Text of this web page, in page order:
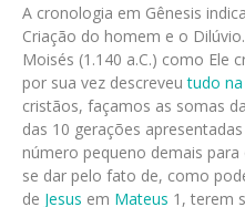
A cronologia em Gênesis
Criação do homem e o
Moisés (1.140 a.C.) como Ele
por sua vez descreveutudo
cristãos, façamos as somas
das 10 gerações
número pequeno demais
se dar pelo fato de, como
de Jesus em Mateus 1, terem